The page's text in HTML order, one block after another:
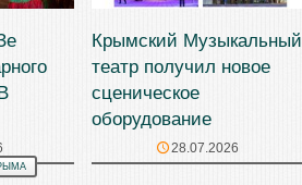
Крымский Музыкальный
театр получил новое
сценическое
оборудование
28.07.2026